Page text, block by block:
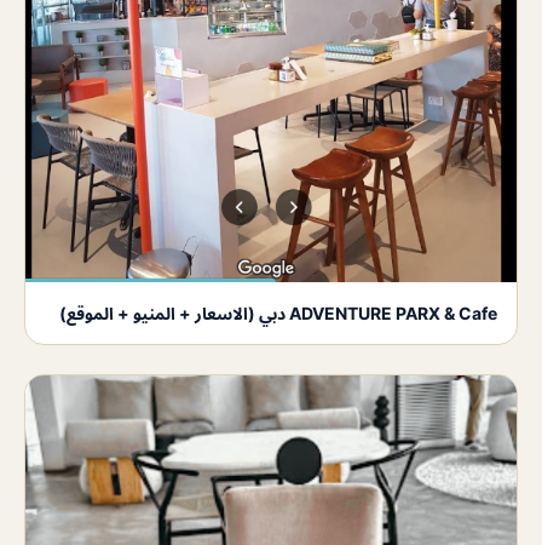
ADVENTURE PARX & Cafe دبي (الاسعار + المنيو + الموقع)